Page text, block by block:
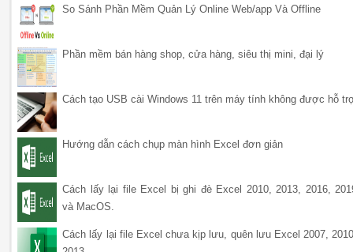
So Sánh Phần Mềm Quản Lý Online Web/app Và Offline
Phần mềm bán hàng shop, cửa hàng, siêu thị mini, đại lý
Cách tạo USB cài Windows 11 trên máy tính không được hỗ
Hướng dẫn cách chụp màn hình Excel đơn giản
Cách lấy lại file Excel bị ghi đè Excel 2010, 2013, 2016,
và MacOS.
Cách lấy lại file Excel chưa kịp lưu, quên lưu Excel 2007,